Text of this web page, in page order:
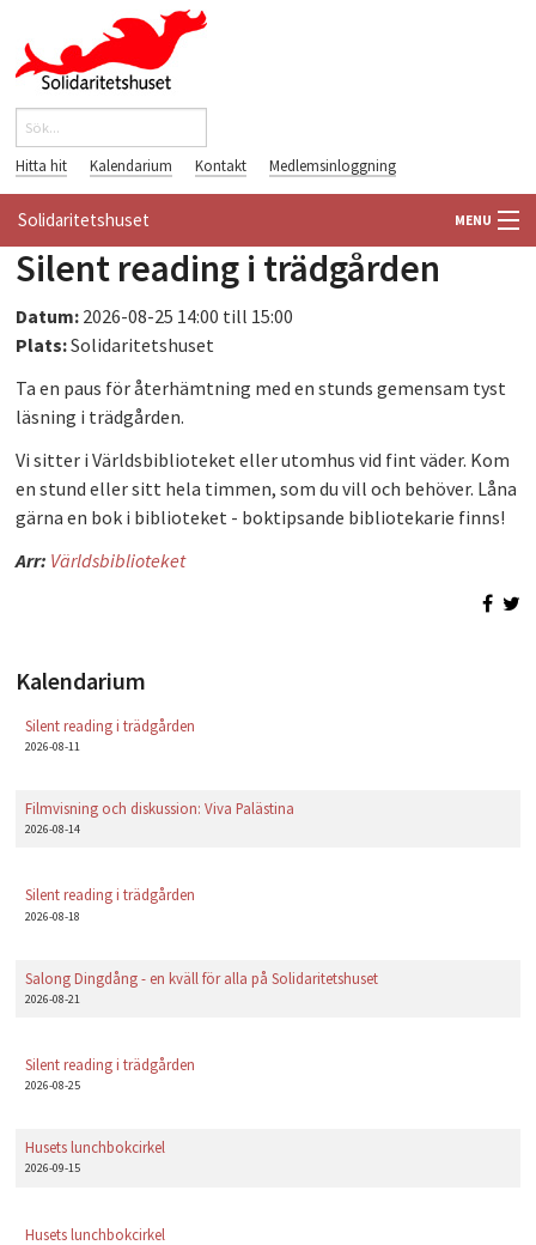
Hoppa till huvudinnehåll
Sökformulär
Hitta hit Kalendarium Kontakt Medlemsinloggning
Solidaritetshuset MENU
HEM
FÖRENINGAR
PLAY
Silent reading i trädgården
Datum: 2026-08-25 14:00 till 15:00
Plats:Solidaritetshuset
Ta en paus för återhämtning med en stunds gemensam tyst
läsning i trädgården.
Vi sitter i Världsbiblioteket eller utomhus vid fint väder. Kom
en stund eller sitt hela timmen, som du vill och behöver. Låna
gärna en bok i biblioteket - boktipsande bibliotekarie finns!
Arr: Världsbiblioteket
Kalendarium
Silent reading i trädgården
2026-08-11
Filmvisning och diskussion: Viva Palästina
2026-08-14
Silent reading i trädgården
2026-08-18
Salong Dingdång - en kväll för alla på Solidaritetshuset
2026-08-21
Silent reading i trädgården
2026-08-25
Husets lunchbokcirkel
2026-09-15
Husets lunchbokcirkel